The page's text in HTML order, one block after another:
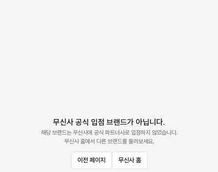
무신사 공식 입점 브랜드가 아닙니다.
해당 브랜드는 무신사에 공식 파트너사로 입점하지 않았습니다.
무신사 홈에서 다른 브랜드를 둘러보세요.
이전 페이지 무신사 홈